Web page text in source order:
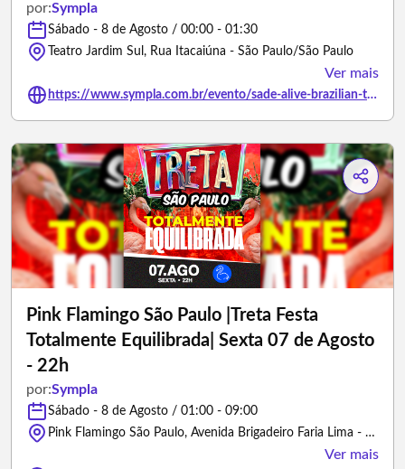
por:Sympla
Sábado - 8 de Agosto / 00:00 - 01:30
Teatro Jardim Sul, Rua Itacaiúna - São Paulo/São Paulo
Ver mais
https://www.sympla.com.br/evento/sade-alive-brazilian-tribute/3456975
Pink Flamingo São Paulo |Treta Festa
Totalmente Equilibrada| Sexta 07 de Agosto
- 22h
por:Sympla
Sábado - 8 de Agosto / 01:00 - 09:00
Pink Flamingo São Paulo, Avenida Brigadeiro Faria Lima - São Paulo/São Paulo
Ver mais